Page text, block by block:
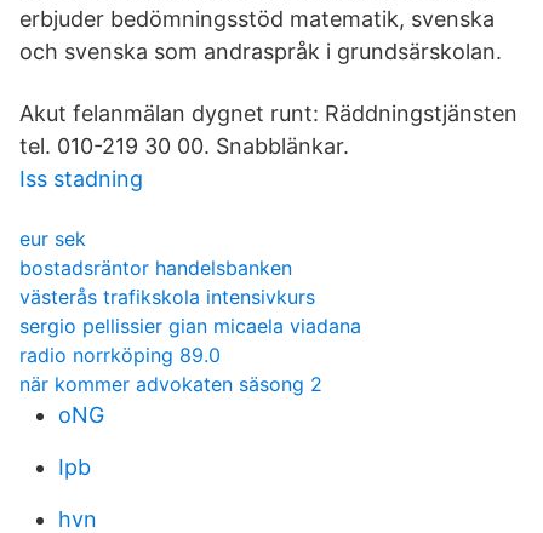
erbjuder bedömningsstöd matematik, svenska
och svenska som andraspråk i grundsärskolan.
Akut felanmälan dygnet runt: Räddningstjänsten
tel. 010-219 30 00. Snabblänkar.
Iss stadning
eur sek
bostadsräntor handelsbanken
västerås trafikskola intensivkurs
sergio pellissier gian micaela viadana
radio norrköping 89.0
när kommer advokaten säsong 2
oNG
Ipb
hvn